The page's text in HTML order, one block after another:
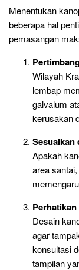
Menentukan
beberapa hal
pemasangan
Wilayah
lembap
galvalum
kerusakan
Sesuaikan
Apakah
area
Desain
agar
konsultasi
tampilan